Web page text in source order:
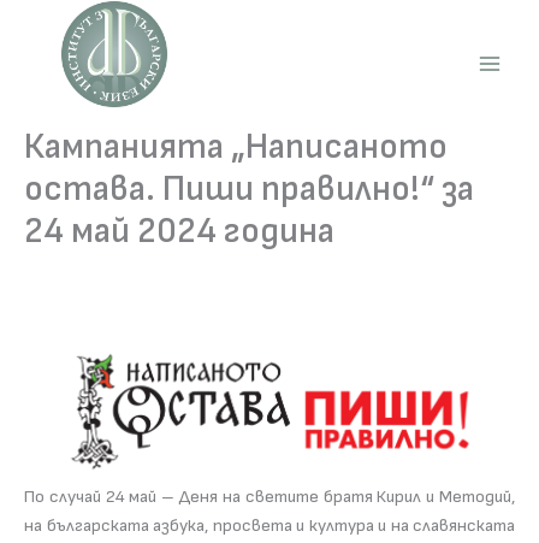
content
Кампанията „Написаното
остава. Пиши правилно!“ за
24 май 2024 година
По случай 24 май – Деня на светите братя Кирил и Методий,
на българската азбука, просвета и култура и на славянската